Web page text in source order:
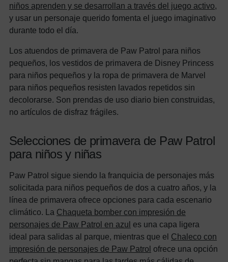
niños aprenden y se desarrollan a través del juego activo,
y usar un personaje querido fomenta el juego imaginativo
durante todo el día.
Los atuendos de primavera de Paw Patrol para niños
pequeños, los vestidos de primavera de Disney Princess
para niños pequeños y la ropa de primavera de Marvel
para niños pequeños resisten lavados repetidos sin
decolorarse. Son prendas de uso diario bien construidas,
no artículos de disfraz frágiles.
Selecciones de primavera de Paw Patrol
para niños y niñas
Paw Patrol sigue siendo la franquicia de personajes más
solicitada para niños pequeños de dos a cuatro años, y la
línea de primavera ofrece opciones para cada escenario
climático. La Chaqueta bomber con impresión de
personajes de Paw Patrol en azul es una capa ligera
ideal para salidas al parque, mientras que el Chaleco con
impresión de personajes de Paw Patrol ofrece una opción